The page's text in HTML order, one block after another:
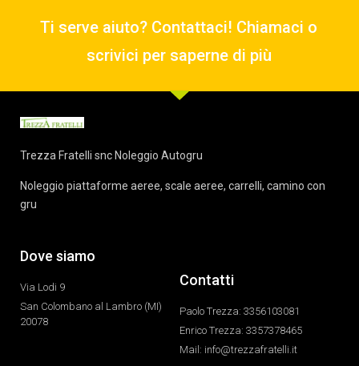
Ti serve aiuto? Contattaci! Chiamaci o
scrivici per saperne di più
Trezza Fratelli snc Noleggio Autogru
Noleggio piattaforme aeree, scale aeree, carrelli, camino con
gru
Dove siamo
Via Lodi 9
San Colombano al Lambro (MI)
20078
Contatti
Paolo Trezza: 3356103081
Enrico Trezza: 3357378465
Mail: info@trezzafratelli.it